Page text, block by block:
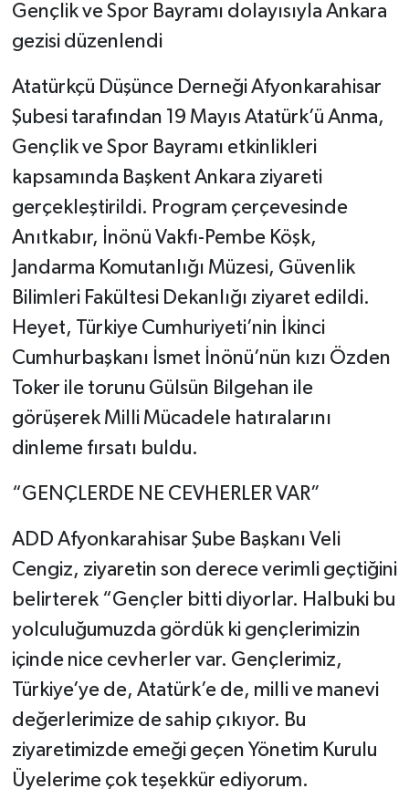
Gençlik ve Spor Bayramı dolayısıyla Ankara
gezisi düzenlendi
Atatürkçü Düşünce Derneği Afyonkarahisar
Şubesi tarafından 19 Mayıs Atatürk’ü Anma,
Gençlik ve Spor Bayramı etkinlikleri
kapsamında Başkent Ankara ziyareti
gerçekleştirildi. Program çerçevesinde
Anıtkabır, İnönü Vakfı-Pembe Köşk,
Jandarma Komutanlığı Müzesi, Güvenlik
Bilimleri Fakültesi Dekanlığı ziyaret edildi.
Heyet, Türkiye Cumhuriyeti’nin İkinci
Cumhurbaşkanı İsmet İnönü’nün kızı Özden
Toker ile torunu Gülsün Bilgehan ile
görüşerek Milli Mücadele hatıralarını
dinleme fırsatı buldu.
“GENÇLERDE NE CEVHERLER VAR”
ADD Afyonkarahisar Şube Başkanı Veli
Cengiz, ziyaretin son derece verimli geçtiğini
belirterek “Gençler bitti diyorlar. Halbuki bu
yolculuğumuzda gördük ki gençlerimizin
içinde nice cevherler var. Gençlerimiz,
Türkiye’ye de, Atatürk’e de, milli ve manevi
değerlerimize de sahip çıkıyor. Bu
ziyaretimizde emeği geçen Yönetim Kurulu
Üyelerime çok teşekkür ediyorum.